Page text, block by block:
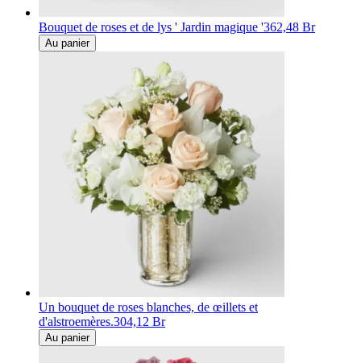
Bouquet de roses et de lys ' Jardin magique '362,48 Br
Au panier
Un bouquet de roses blanches, de œillets et
d'alstroemères.304,12 Br
Au panier